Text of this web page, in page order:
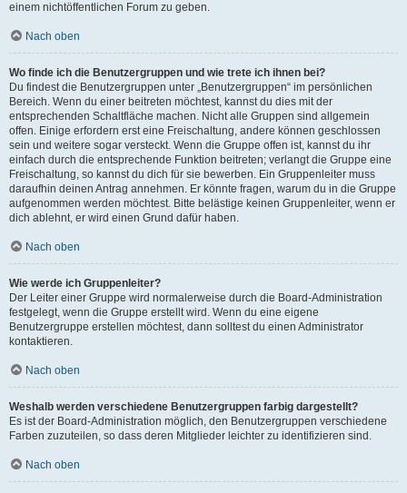
einem nichtöffentlichen Forum zu geben.
Nach oben
Wo finde ich die Benutzergruppen und wie trete ich ihnen bei?
Du findest die Benutzergruppen unter „Benutzergruppen“ im persönlichen
Bereich. Wenn du einer beitreten möchtest, kannst du dies mit der
entsprechenden Schaltfläche machen. Nicht alle Gruppen sind allgemein
offen. Einige erfordern erst eine Freischaltung, andere können geschlossen
sein und weitere sogar versteckt. Wenn die Gruppe offen ist, kannst du ihr
einfach durch die entsprechende Funktion beitreten; verlangt die Gruppe eine
Freischaltung, so kannst du dich für sie bewerben. Ein Gruppenleiter muss
daraufhin deinen Antrag annehmen. Er könnte fragen, warum du in die Gruppe
aufgenommen werden möchtest. Bitte belästige keinen Gruppenleiter, wenn er
dich ablehnt, er wird einen Grund dafür haben.
Nach oben
Wie werde ich Gruppenleiter?
Der Leiter einer Gruppe wird normalerweise durch die Board-Administration
festgelegt, wenn die Gruppe erstellt wird. Wenn du eine eigene
Benutzergruppe erstellen möchtest, dann solltest du einen Administrator
kontaktieren.
Nach oben
Weshalb werden verschiedene Benutzergruppen farbig dargestellt?
Es ist der Board-Administration möglich, den Benutzergruppen verschiedene
Farben zuzuteilen, so dass deren Mitglieder leichter zu identifizieren sind.
Nach oben